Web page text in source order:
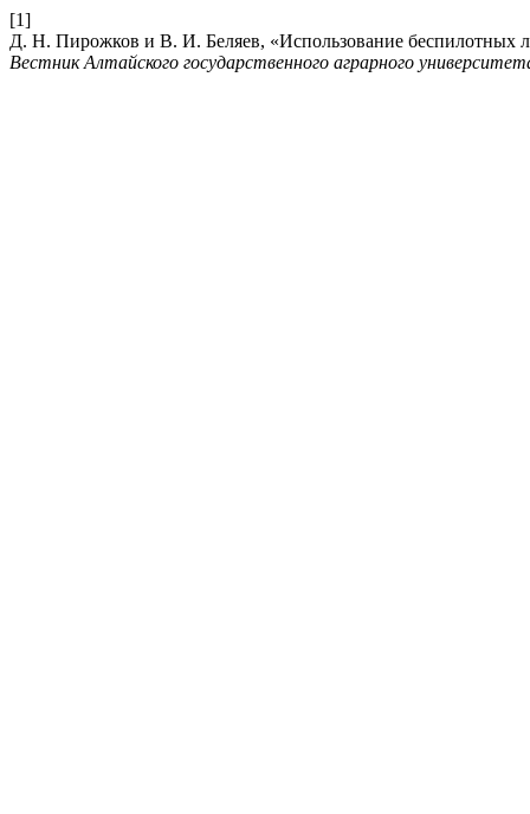
[1]
Д. Н. Пирожков и В. И. Беляев, «Использование беспилотных
Вестник Алтайского государственного аграрного